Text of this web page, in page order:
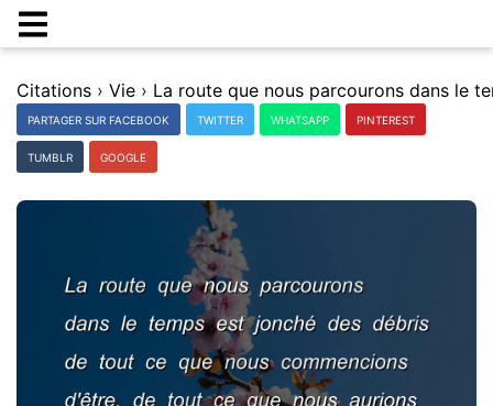
Citations › Vie ›
PARTAGER SUR FACEBOOK TWITTER WHATSAPP PINTEREST
TUMBLR GOOGLE